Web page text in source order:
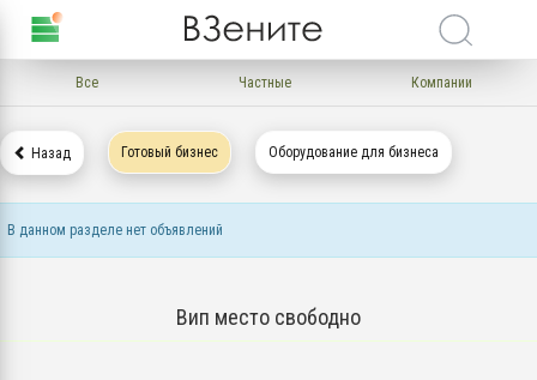
Все Частные Компании
Назад Готовый бизнес Оборудование для бизнеса
В данном разделе нет объявлений
Вип место свободно